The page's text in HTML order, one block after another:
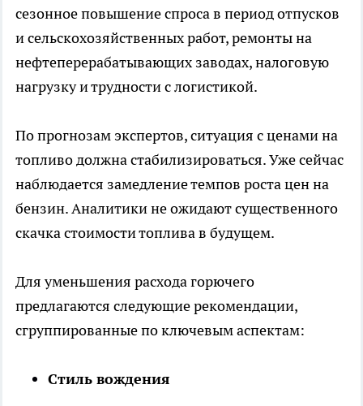
сезонное повышение спроса в период отпусков
и сельскохозяйственных работ, ремонты на
нефтеперерабатывающих заводах, налоговую
нагрузку и трудности с логистикой.
По прогнозам экспертов, ситуация с ценами на
топливо должна стабилизироваться. Уже сейчас
наблюдается замедление темпов роста цен на
бензин. Аналитики не ожидают существенного
скачка стоимости топлива в будущем.
Для уменьшения расхода горючего
предлагаются следующие рекомендации,
сгруппированные по ключевым аспектам:
Стиль вождения